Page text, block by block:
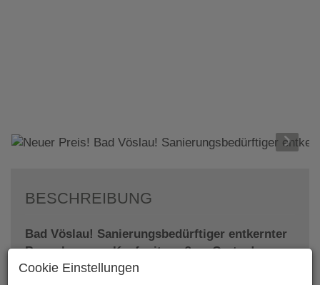
BESCHREIBUNG
Bad Vöslau! Sanierungsbedürftiger entkernter
Bungalow zum Kauf mit großem Garten!
Das Haus (in einer Sackgasse am Ende) mit ca.
Cookie Einstellungen